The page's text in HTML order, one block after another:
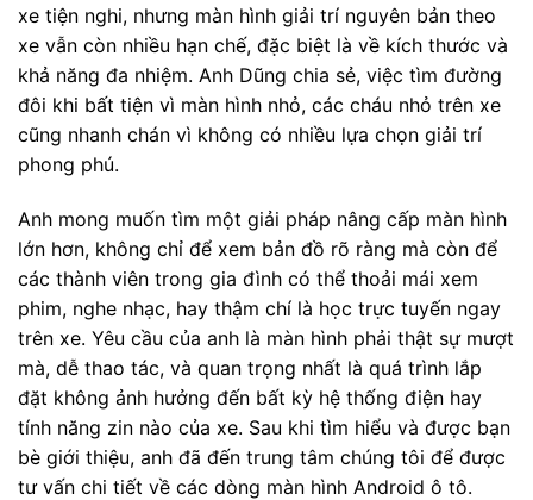
xe tiện nghi, nhưng màn hình giải trí nguyên bản theo
xe vẫn còn nhiều hạn chế, đặc biệt là về kích thước và
khả năng đa nhiệm. Anh Dũng chia sẻ, việc tìm đường
đôi khi bất tiện vì màn hình nhỏ, các cháu nhỏ trên xe
cũng nhanh chán vì không có nhiều lựa chọn giải trí
phong phú.
Anh mong muốn tìm một giải pháp nâng cấp màn hình
lớn hơn, không chỉ để xem bản đồ rõ ràng mà còn để
các thành viên trong gia đình có thể thoải mái xem
phim, nghe nhạc, hay thậm chí là học trực tuyến ngay
trên xe. Yêu cầu của anh là màn hình phải thật sự mượt
mà, dễ thao tác, và quan trọng nhất là quá trình lắp
đặt không ảnh hưởng đến bất kỳ hệ thống điện hay
tính năng zin nào của xe. Sau khi tìm hiểu và được bạn
bè giới thiệu, anh đã đến trung tâm chúng tôi để được
tư vấn chi tiết về các dòng màn hình Android ô tô.